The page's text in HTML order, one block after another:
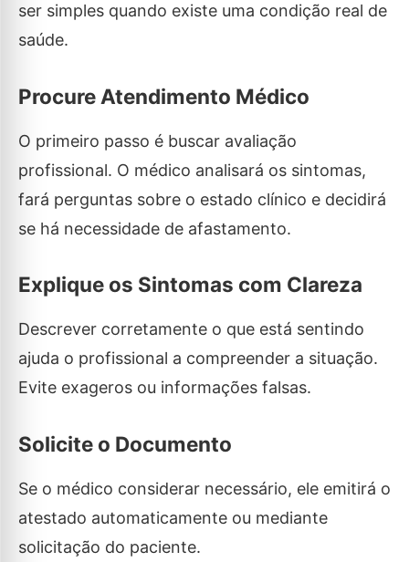
ser simples quando existe uma condição real de
saúde.
Procure Atendimento Médico
O primeiro passo é buscar avaliação
profissional. O médico analisará os sintomas,
fará perguntas sobre o estado clínico e decidirá
se há necessidade de afastamento.
Explique os Sintomas com Clareza
Descrever corretamente o que está sentindo
ajuda o profissional a compreender a situação.
Evite exageros ou informações falsas.
Solicite o Documento
Se o médico considerar necessário, ele emitirá o
atestado automaticamente ou mediante
solicitação do paciente.